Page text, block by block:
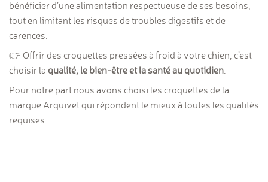
bénéficier d’une alimentation respectueuse de ses besoins,
tout en limitant les risques de troubles digestifs et de
carences.
👉 Offrir des croquettes pressées à froid à votre chien, c’est
choisir la qualité, le bien-être et la santé au quotidien.
Pour notre part nous avons choisi les croquettes de la
marque Arquivet qui répondent le mieux à toutes les qualités
requises.